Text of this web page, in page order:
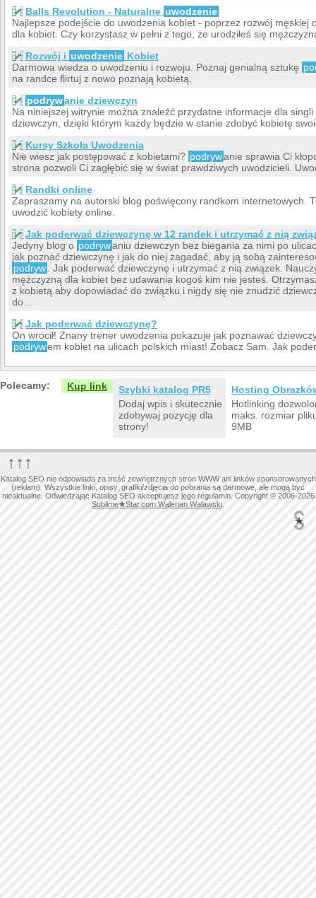
Balls Revolution - Naturalne uwodzenie
Najlepsze podejście do uwodzenia kobiet - poprzez rozwój męskiej
dla kobiet. Czy korzystasz w pełni z tego, że urodziłeś się
Rozwój i uwodzenie Kobiet
Darmowa wiedza o uwodzeniu i rozwoju. Poznaj genialną sztukę
na randce flirtuj z nowo poznają kobietą.
podrywanie dziewczyn
Na niniejszej witrynie można znaleźć przydatne informacje dla
dziewczyn, dzięki którym każdy będzie w stanie zdobyć kobietę
Kursy Szkoła Uwodzenia
Nie wiesz jak postępować z kobietami? podrywanie sprawia Ci
strona pozwoli Ci zagłębić się w świat prawdziwych uwodzicieli.
Randki online
Zapraszamy na autorski blog poświęcony randkom internetowych.
uwodzić kobiety online.
Jak poderwać dziewczynę w 12 randek i utrzymać z nią
Jedyny blog o podrywaniu dziewczyn bez biegania za nimi po
jak poznać dziewczynę i jak do niej zagadać, aby ją sobą
podryw
. Jak poderwać dziewczynę i utrzymać z nią związek.
mężczyzną dla kobiet bez udawania kogoś kim nie jesteś.
z kobietą aby dopowiadać do związku i nigdy się nie znudzić
do...
Jak poderwać dziewczynę?
On wrócił! Znany trener uwodzenia pokazuje jak poznawać
podrywem kobiet na ulicach polskich miast! Zobacz Sam. Jak
Polecamy: Kup link
Szybki katalog PR5
Dodaj wpis i skutecznie
zdobywaj pozycję dla
strony!
Hosting
Hotlinking
maks. rozmiar
9MB
↑↑↑
Katalog SEO nie odpowiada za treść zewnętrznych stron WWW ani linków sponsorowanych
(reklam). Wszystkie linki, opisy, grafiki/zdjęcia do pobrania są darmowe, ale mogą być
nieaktualne. Odwiedzając Katalog SEO akceptujesz jego regulamin. Copyright © 2006-2026
Sublime★Star.com Walerian Walawski